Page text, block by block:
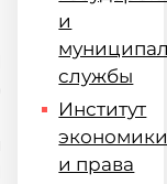
и
службы
Институт
и права